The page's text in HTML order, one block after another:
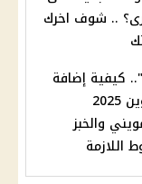
.. شوف اخرك
كيفية إضافة
المواليد على بطاقة التموين 2025
والخبز
اللازمة